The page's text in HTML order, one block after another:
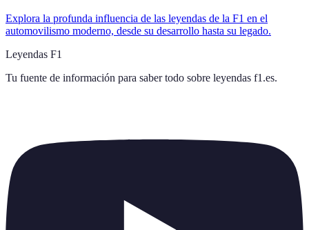
Explora la profunda influencia de las leyendas de la F1 en el
automovilismo moderno, desde su desarrollo hasta su legado.
Leyendas F1
Tu fuente de información para saber todo sobre leyendas f1.es.